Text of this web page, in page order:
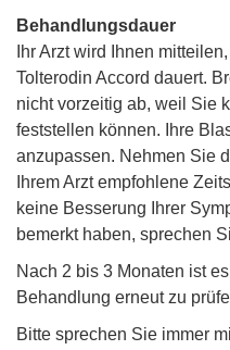
Behandlungsdauer
Ihr Arzt wird Ihnen
Tolterodin Accord dauert.
nicht vorzeitig ab, weil Sie
feststellen können. Ihre
anzupassen. Nehmen Sie
Ihrem Arzt empfohlene
keine Besserung Ihrer
bemerkt haben, sprechen
Nach 2 bis 3 Monaten ist
Behandlung erneut zu
Bitte sprechen Sie immer